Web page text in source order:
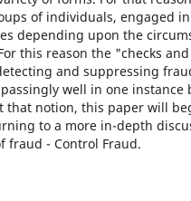
of individuals, engaged
depending upon the
this reason the "checks
and suppressing
well in one instance
that notion, this paper will
to a more in-depth
fraud - Control Fraud.